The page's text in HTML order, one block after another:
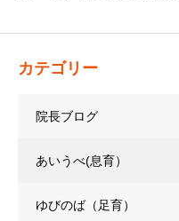
カテゴリー
院長ブログ
あいうべ(息育）
ゆびのば（足育）